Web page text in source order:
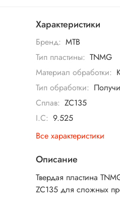
Характеристики
Бренд: MTB
Тип пластины: TNMG
Материал обработки:
Тип обработки:
Сплав: ZC135
I.C: 9.525
Все характеристики
Описание
Твердая пластина
ZC135 для сложных